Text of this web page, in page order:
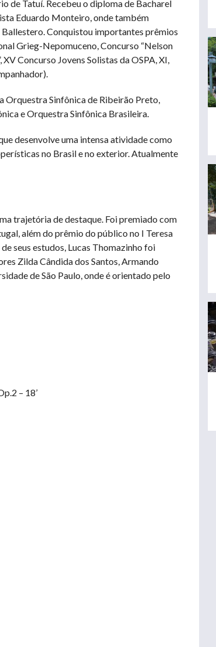
de Tatuí. Recebeu o diploma de Bacharel
Eduardo Monteiro, onde também
Conquistou importantes prêmios
Grieg-Nepomuceno, Concurso “Nelson
Concurso Jovens Solistas da OSPA, XI,
Orquestra Sinfônica de Ribeirão Preto,
e Orquestra Sinfônica Brasileira.
desenvolve uma intensa atividade como
no Brasil e no exterior. Atualmente
trajetória de destaque. Foi premiado com
além do prêmio do público no I Teresa
seus estudos, Lucas Thomazinho foi
Zilda Cândida dos Santos, Armando
de São Paulo, onde é orientado pelo
– 18’